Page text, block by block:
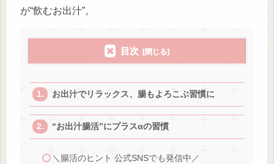
が“飲むお出汁”。
目次
お出汁でリラックス、腸もよろこぶ習慣に
“お出汁腸活”にプラスαの習慣
＼腸活のヒント 公式SNSでも発信中／